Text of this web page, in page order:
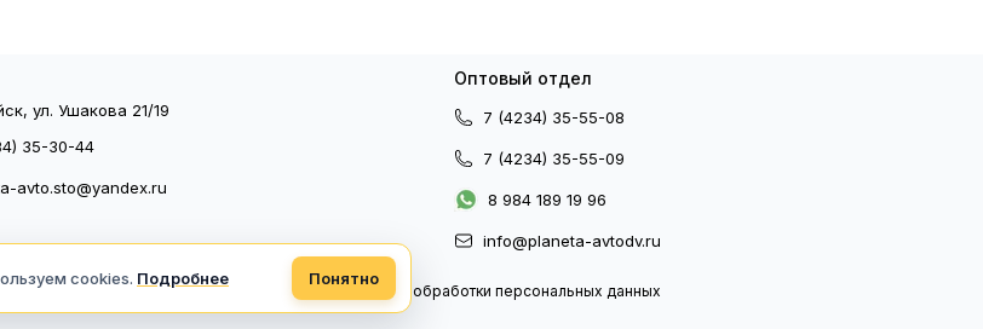
ул. Ушакова 21/19
35-30-44
avto.sto@yandex.ru
Оптовый отдел
7 (4234) 35-55-08
7 (4234) 35-55-09
8 984 189 19 96
info@planeta-avtodv.ru
Политика конфиденциальности Политика обработки персональных данных
cookies. Подробнее Понятно